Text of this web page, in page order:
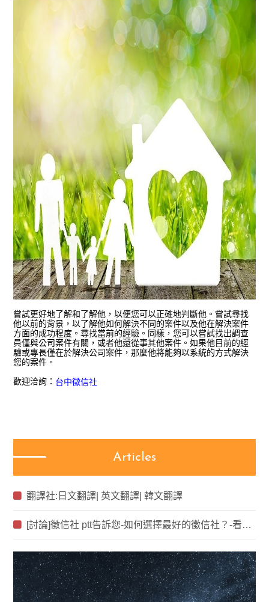
嘗試更好地了解和了解他，以便您可以正確地判斷他。嘗試尋找
他以前的背景，以了解他如何解決不同的案件以及他在解決案件
方面的成功程度。尋找當前的經驗。同樣，您可以嘗試找出調查
員僅與公司案件有關，或者他還從事其他案件。如果他目前的經
驗或專長僅在於解決公司案件，那麼他將能夠以系統的方式解決
您的案件。
歡迎洽詢： 台中徵信社
Articles
翻譯社:日文翻譯| 英文翻譯| 韓文翻譯
[討論]徵信社 ptt告訴您-如何選擇最好的徵信社？-看板Salary-批踢踢實業坊